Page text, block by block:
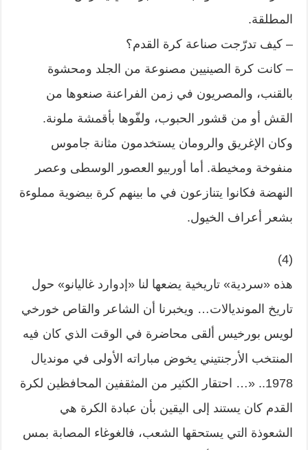
المطلقة.
– كيف تدرّجت صناعة كرة القدم؟
– كانت كرة الصينيين مصنوعة من الجلد ومحشوة
بالقنب، والمصريون في زمن الفراعنة صنعوها من
القش أو من قشور الحبوب، ولفّوها بأقمشة ملونة.
وكان الإغريق والرومان يستخدمون مثانة جاموس
منفوخة ومخيطة. أما أوربيو العصور الوسطى وعصر
النهضة فكانوا يتنازعون في ما بينهم كرة بيضوية مملوءة
بشعر أعراف الخيول.
(4)
هذه «سردية» تاريخية يضعها لنا «إدوارد غاليانو» حول
تاريخ المونديالات… ويخبرنا أن الشاعر والقاص خورخي
لويس بورخيس ألقى محاضرة في الوقت الذي كان فيه
المنتخب الأرجنتيني يخوض مباراته الأولى في مونديال
1978.. «… احتقار الكثير من المثقفين المحافظين لكرة
القدم كان يستند إلى اليقين بأن عبادة الكرة هي
الشعوذة التي يستحقها الشعب، فالغوغاء المصابة بمس